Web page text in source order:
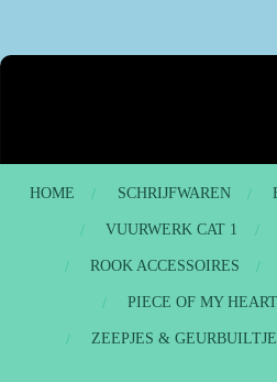
HOME SCHRIJFWAREN
VUURWERK CAT 1
ROOK ACCESSOIRES
PIECE OF MY
ZEEPJES &